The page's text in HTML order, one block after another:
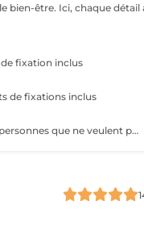
chaque détail a
fixation inclus
de fixations inclus
A noter que la séchage c'est pour les personnes que ne veulent pas faire le brushing. C'est simplement pour en enlever l'excès de l'eau du cheveux!